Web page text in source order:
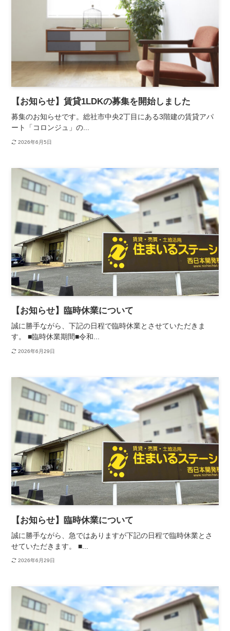
【お知らせ】賃貸1LDKの募集を開始しました
募集のお知らせです。総社市中央2丁目にある3階建の賃貸アパ
ート「コロンジュ」の...
2026年6月5日
【お知らせ】臨時休業について
誠に勝手ながら、下記の日程で臨時休業とさせていただきま
す。 ■臨時休業期間■令和...
2026年6月29日
【お知らせ】臨時休業について
誠に勝手ながら、急ではありますが下記の日程で臨時休業とさ
せていただきます。 ■...
2026年6月29日